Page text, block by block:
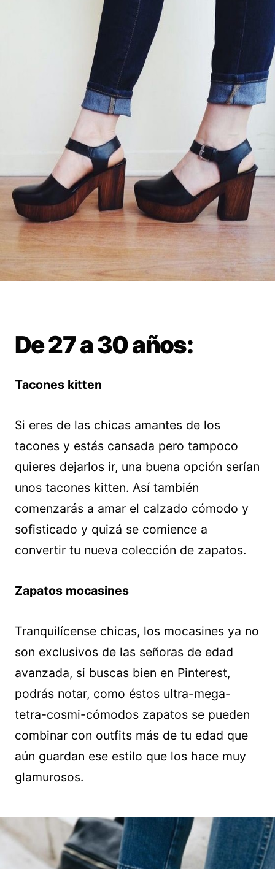
De 27 a 30 años:
Tacones kitten
Si eres de las chicas amantes de los
tacones y estás cansada pero tampoco
quieres dejarlos ir, una buena opción serían
unos tacones kitten. Así también
comenzarás a amar el calzado cómodo y
sofisticado y quizá se comience a
convertir tu nueva colección de zapatos.
Zapatos mocasines
Tranquilícense chicas, los mocasines ya no
son exclusivos de las señoras de edad
avanzada, si buscas bien en Pinterest,
podrás notar, como éstos ultra-mega-
tetra-cosmi-cómodos zapatos se pueden
combinar con outfits más de tu edad que
aún guardan ese estilo que los hace muy
glamurosos.